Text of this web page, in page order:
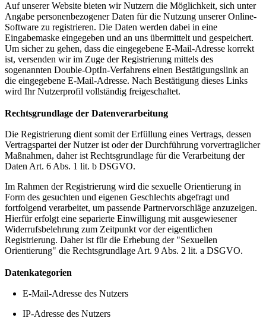
Auf unserer Website bieten wir Nutzern die Möglichkeit, sich unter
Angabe personenbezogener Daten für die Nutzung unserer Online-
Software zu registrieren. Die Daten werden dabei in eine
Eingabemaske eingegeben und an uns übermittelt und gespeichert.
Um sicher zu gehen, dass die eingegebene E-Mail-Adresse korrekt
ist, versenden wir im Zuge der Registrierung mittels des
sogenannten Double-OptIn-Verfahrens einen Bestätigungslink an
die eingegebene E-Mail-Adresse. Nach Bestätigung dieses Links
wird Ihr Nutzerprofil vollständig freigeschaltet.
Rechtsgrundlage der Datenverarbeitung
Die Registrierung dient somit der Erfüllung eines Vertrags, dessen
Vertragspartei der Nutzer ist oder der Durchführung vorvertraglicher
Maßnahmen, daher ist Rechtsgrundlage für die Verarbeitung der
Daten Art. 6 Abs. 1 lit. b DSGVO.
Im Rahmen der Registrierung wird die sexuelle Orientierung in
Form des gesuchten und eigenen Geschlechts abgefragt und
fortfolgend verarbeitet, um passende Partnervorschläge anzuzeigen.
Hierfür erfolgt eine separierte Einwilligung mit ausgewiesener
Widerrufsbelehrung zum Zeitpunkt vor der eigentlichen
Registrierung. Daher ist für die Erhebung der "Sexuellen
Orientierung" die Rechtsgrundlage Art. 9 Abs. 2 lit. a DSGVO.
Datenkategorien
E-Mail-Adresse des Nutzers
IP-Adresse des Nutzers